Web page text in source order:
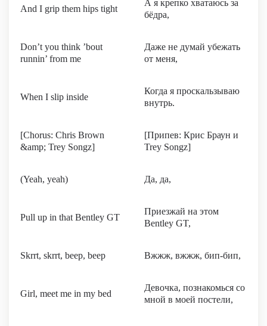
And I grip them hips tight
А я крепко хватаюсь за
бёдра,
Don’t you think ’bout
runnin’ from me
Даже не думай убежать
от меня,
When I slip inside
Когда я проскальзываю
внутрь.
[Chorus: Chris Brown
&amp; Trey Songz]
[Припев: Крис Браун и
Trey Songz]
(Yeah, yeah) Да, да,
Pull up in that Bentley GT
Приезжай на этом
Bentley GT,
Skrrt, skrrt, beep, beep Вжжж, вжжж, бип-бип,
Girl, meet me in my bed
Девочка, познакомься со
мной в моей постели,